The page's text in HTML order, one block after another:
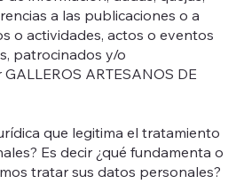
a las publicaciones o a
o actividades, actos o eventos
patrocinados y/o
ARTESANOS DE
que legitima el tratamiento
Es decir ¿qué fundamenta o
tratar sus datos personales?